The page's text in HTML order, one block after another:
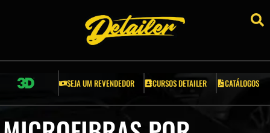
E GRELHAS
SEJA UM REVENDEDOR CURSOS DETAILER CATÁLOGOS